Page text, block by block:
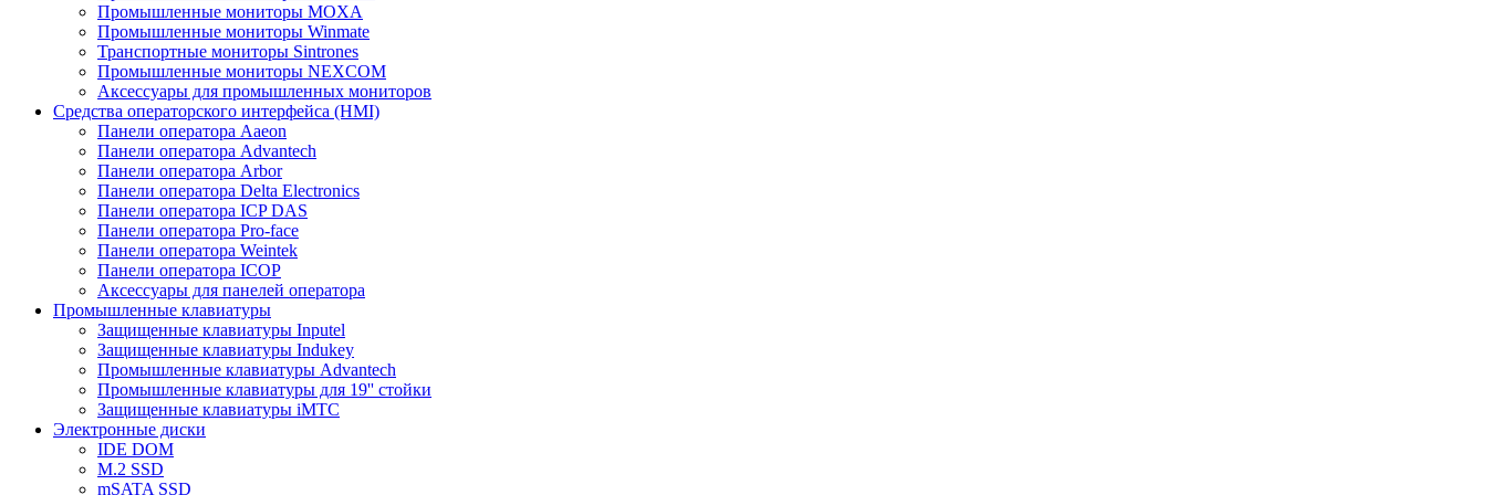
Промышленные мониторы MOXA
Промышленные мониторы Winmate
Транспортные мониторы Sintrones
Промышленные мониторы NEXCOM
Аксессуары для промышленных мониторов
Средства операторского интерфейса (HMI)
Панели оператора Aaeon
Панели оператора Advantech
Панели оператора Arbor
Панели оператора Delta Electronics
Панели оператора ICP DAS
Панели оператора Pro-face
Панели оператора Weintek
Панели оператора ICOP
Аксессуары для панелей оператора
Промышленные клавиатуры
Защищенные клавиатуры Inputel
Защищенные клавиатуры Indukey
Промышленные клавиатуры Advantech
Промышленные клавиатуры для 19'' стойки
Защищенные клавиатуры iMTC
Электронные диски
IDE DOM
M.2 SSD
mSATA SSD